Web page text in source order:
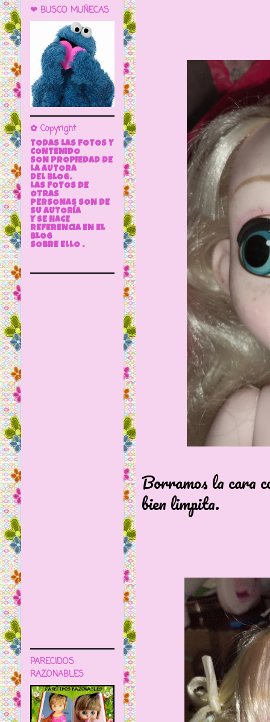
Borramos la cara
bien limpita.
❤ BUSCO MUÑECAS
✿ Copyright
TODAS LAS FOTOS Y
CONTENIDO
SON PROPIEDAD DE
LA AUTORA
DEL BLOG.
LAS FOTOS DE
OTRAS
PERSONAS SON DE
SU AUTORÍA
Y SE HACE
REFERENCIA EN EL
BLOG
SOBRE ELLO .
PARECIDOS
RAZONABLES